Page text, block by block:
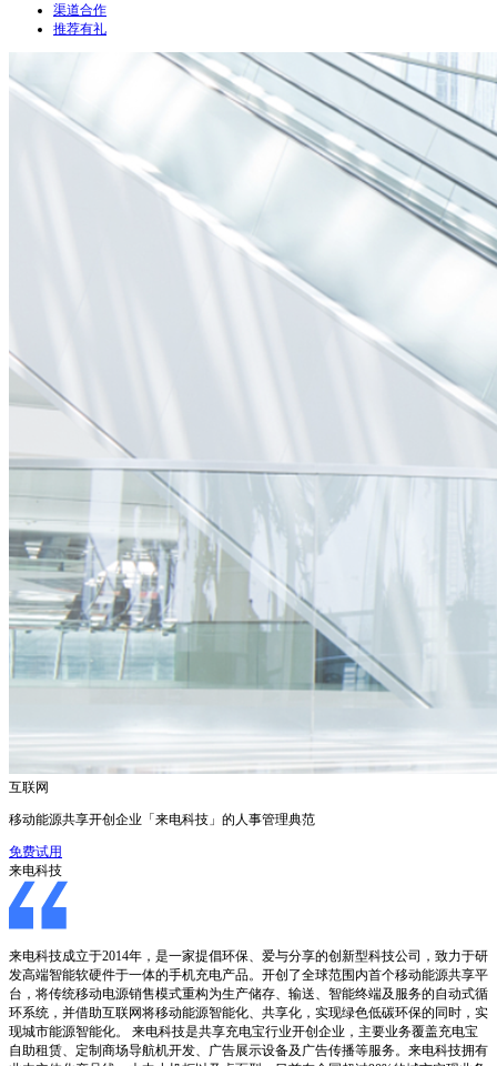
渠道合作
推荐有礼
互联网
移动能源共享开创企业「来电科技」的人事管理典范
免费试用
来电科技
来电科技成立于2014年，是一家提倡环保、爱与分享的创新型科技公司，致力于研
发高端智能软硬件于一体的手机充电产品。开创了全球范围内首个移动能源共享平
台，将传统移动电源销售模式重构为生产储存、输送、智能终端及服务的自动式循
环系统，并借助互联网将移动能源智能化、共享化，实现绿色低碳环保的同时，实
现城市能源智能化。 来电科技是共享充电宝行业开创企业，主要业务覆盖充电宝
自助租赁、定制商场导航机开发、广告展示设备及广告传播等服务。来电科技拥有